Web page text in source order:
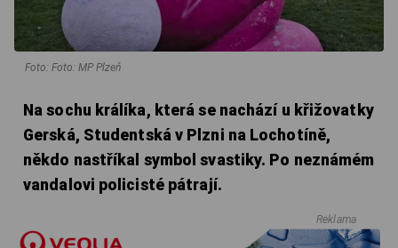
Foto: Foto: MP Plzeň
Na sochu králíka, která se nachází u křižovatky
Gerská, Studentská v Plzni na Lochotíně,
někdo nastříkal symbol svastiky. Po neznámém
vandalovi policisté pátrají.
Reklama